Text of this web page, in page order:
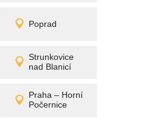
Poprad
Detail
promítání
Strunkovice
nad Blanicí
Detail
promítání
Praha – Horní
Počernice
Detail
promítání